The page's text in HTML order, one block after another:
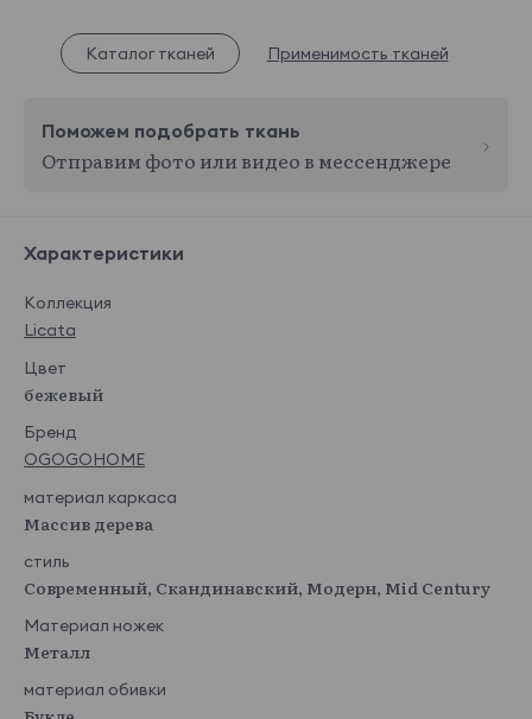
Каталог тканей Применимость тканей
Поможем подобрать ткань
Отправим фото или видео в мессенджере
Характеристики
Коллекция
Licata
Цвет
бежевый
Бренд
OGOGOHOME
материал каркаса
Массив дерева
стиль
Современный, Скандинавский, Модерн, Mid Century
Материал ножек
Металл
материал обивки